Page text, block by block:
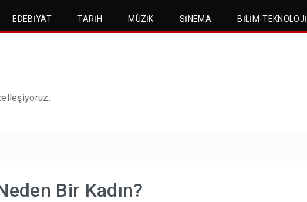
EDEBIYAT TARIH MÜZIK SINEMA BILIM-TEKNOLOJI
Bir Kadın?